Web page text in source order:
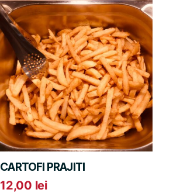
CARTOFI PRAJITI
12,00 lei